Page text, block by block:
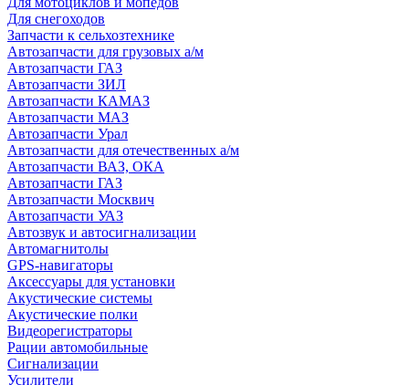
Для снегоходов
Запчасти к сельхозтехнике
Автозапчасти для грузовых а/м
Автозапчасти ГАЗ
Автозапчасти ЗИЛ
Автозапчасти КАМАЗ
Автозапчасти МАЗ
Автозапчасти Урал
Автозапчасти для отечественных а/м
Автозапчасти ВАЗ, ОКА
Автозапчасти ГАЗ
Автозапчасти Москвич
Автозапчасти УАЗ
Автозвук и автосигнализации
Автомагнитолы
GPS-навигаторы
Аксессуары для установки
Акустические системы
Акустические полки
Видеорегистраторы
Рации автомобильные
Сигнализации
Усилители